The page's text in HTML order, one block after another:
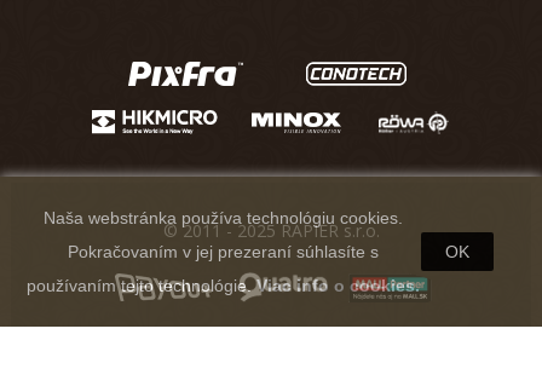
Naša webstránka používa technológiu cookies.
Pokračovaním v jej prezeraní súhlasíte s
používaním tejto technológie.Viac info o cookies.
OK
© 2011 - 2025 RAPIER s.r.o.